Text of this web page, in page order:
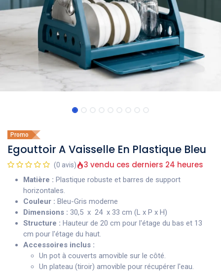
Promo
Egouttoir A Vaisselle En Plastique Bleu
(0 avis) 3 vendu ces derniers 24 heures
Matière : Plastique robuste et barres de support
horizontales.
Couleur : Bleu-Gris moderne
Dimensions : 30,5 x 24 x 33 cm (L x P x H)
Structure : Hauteur de 20 cm pour l'étage du bas et 13
cm pour l'étage du haut.
Accessoires inclus :
Un pot à couverts amovible sur le côté.
Un plateau (tiroir) amovible pour récupérer l'eau.